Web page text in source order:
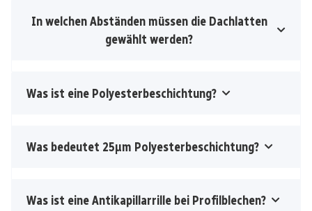
In welchen Abständen müssen die Dachlatten
gewählt werden?
Was ist eine Polyesterbeschichtung?
Was bedeutet 25µm Polyesterbeschichtung?
Was ist eine Antikapillarrille bei Profilblechen?